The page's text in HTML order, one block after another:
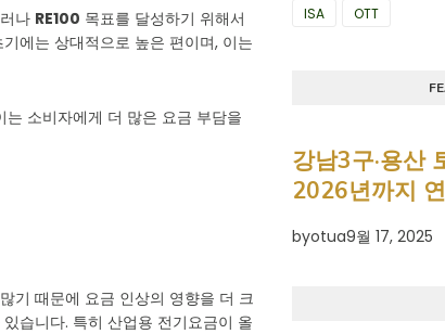
나 RE100 목표를 달성하기 위해서
에는 상대적으로 높은 편이며, 이는
소비자에게 더 많은 요금 부담을
기 때문에 요금 인상의 영향을 더 크
습니다. 특히 산업용 전기요금이 올
ISA
OTT
강남3구·용산
2026년까지
byotua9월 17, 2025